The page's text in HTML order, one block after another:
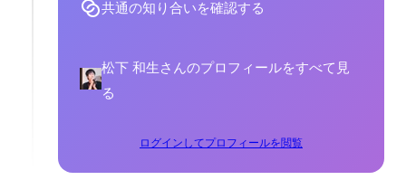
共通の知り合いを確認する
松下 和生さんのプロフィールをすべて見
る
ログインしてプロフィールを閲覧